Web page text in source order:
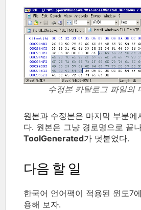
수정본 카탈로그 파일의
원본과 수정본은 마지막 부분에
다. 원본은 그냥 경로명으로 끝
ToolGenerated가 덧붙었다.
다음 할 일
한국어 언어팩이 적용된 윈도7
용해 보자.